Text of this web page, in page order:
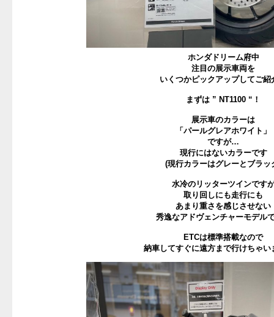
ホンダドリーム府中
注目の展示車両を
いくつかピックアップしてご紹
まずは ” NT1100 “！
展示車のカラーは
「パールグレアホワイト」
ですが…
現行にはないカラーです
(現行カラーはグレーとブラッ
水冷のリッターツインです
取り回しにも走行にも
あまり重さを感じさせない
秀逸なアドヴェンチャーモデル
ETCは標準搭載なので
納車してすぐに遠方まで行けちゃい